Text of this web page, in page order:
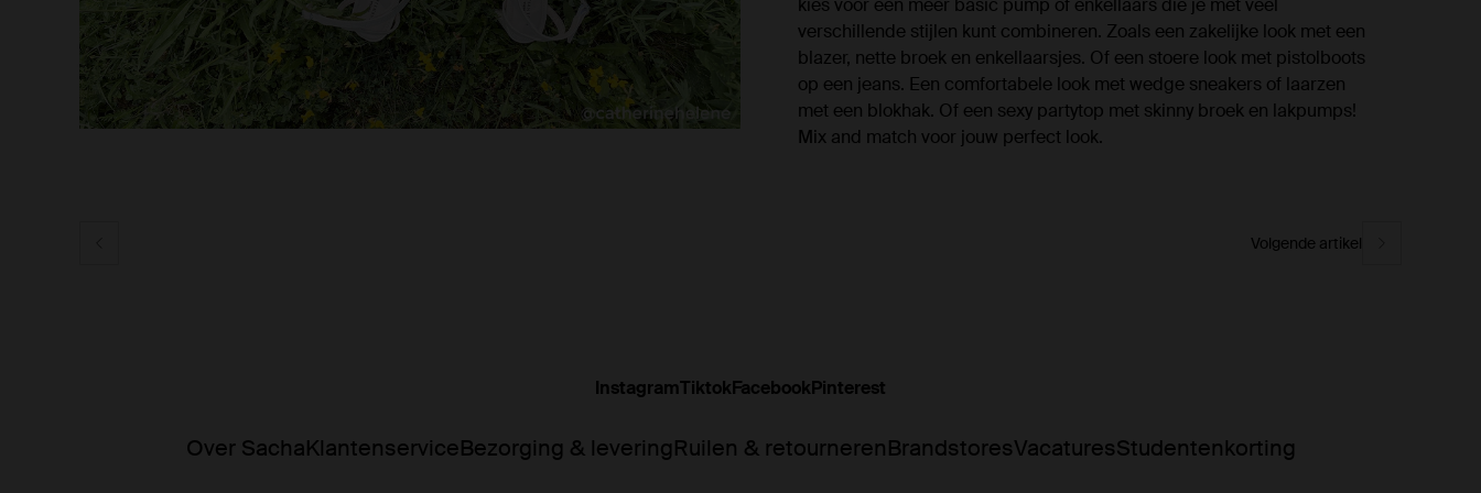
kies voor een meer basic pump of enkellaars die je met veel
verschillende stijlen kunt combineren. Zoals een zakelijke look met een
blazer, nette broek en enkellaarsjes. Of een stoere look met pistolboots
op een jeans. Een comfortabele look met wedge sneakers of laarzen
met een blokhak. Of een sexy partytop met skinny broek en lakpumps!
Mix and match voor jouw perfect look.
Volgende artikel
Over SachaKlantenserviceBezorging & leveringRuilen & retournerenBrandstoresVacaturesStudentenkorting
InstagramTiktokFacebookPinterest